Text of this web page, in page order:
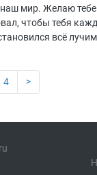
наш мир. Желаю
чтобы тебя
всё
4 >